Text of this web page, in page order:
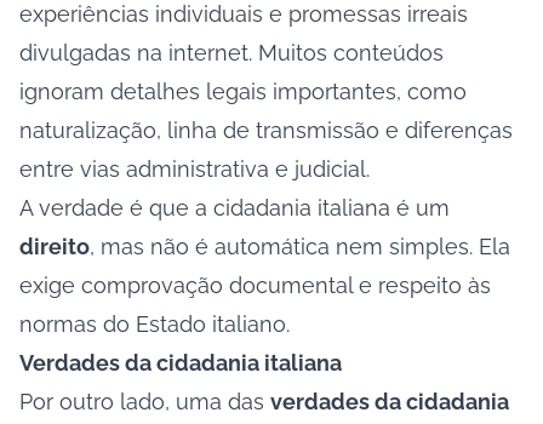
experiências individuais e promessas irreais
divulgadas na internet. Muitos conteúdos
ignoram detalhes legais importantes, como
naturalização, linha de transmissão e diferenças
entre vias administrativa e judicial.
A verdade é que a cidadania italiana é um
direito, mas não é automática nem simples. Ela
exige comprovação documental e respeito às
normas do Estado italiano.
Verdades da cidadania italiana
Por outro lado, uma das verdades da cidadania